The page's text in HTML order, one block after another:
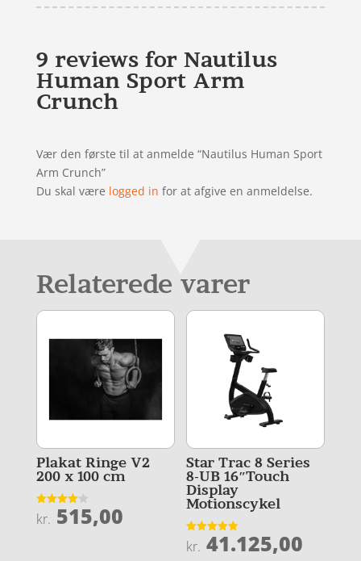
9 reviews for Nautilus
Human Sport Arm
Crunch
Vær den første til at anmelde “Nautilus Human Sport
Arm Crunch”
Du skal være logged in for at afgive en anmeldelse.
Relaterede varer
Plakat Ringe V2
200 x 100 cm
Vurderet
4.1
kr. 515,00
Star Trac 8 Series
8-UB 16″Touch
Display
Motionscykel
Vurderet
4.9
kr. 41.125,00